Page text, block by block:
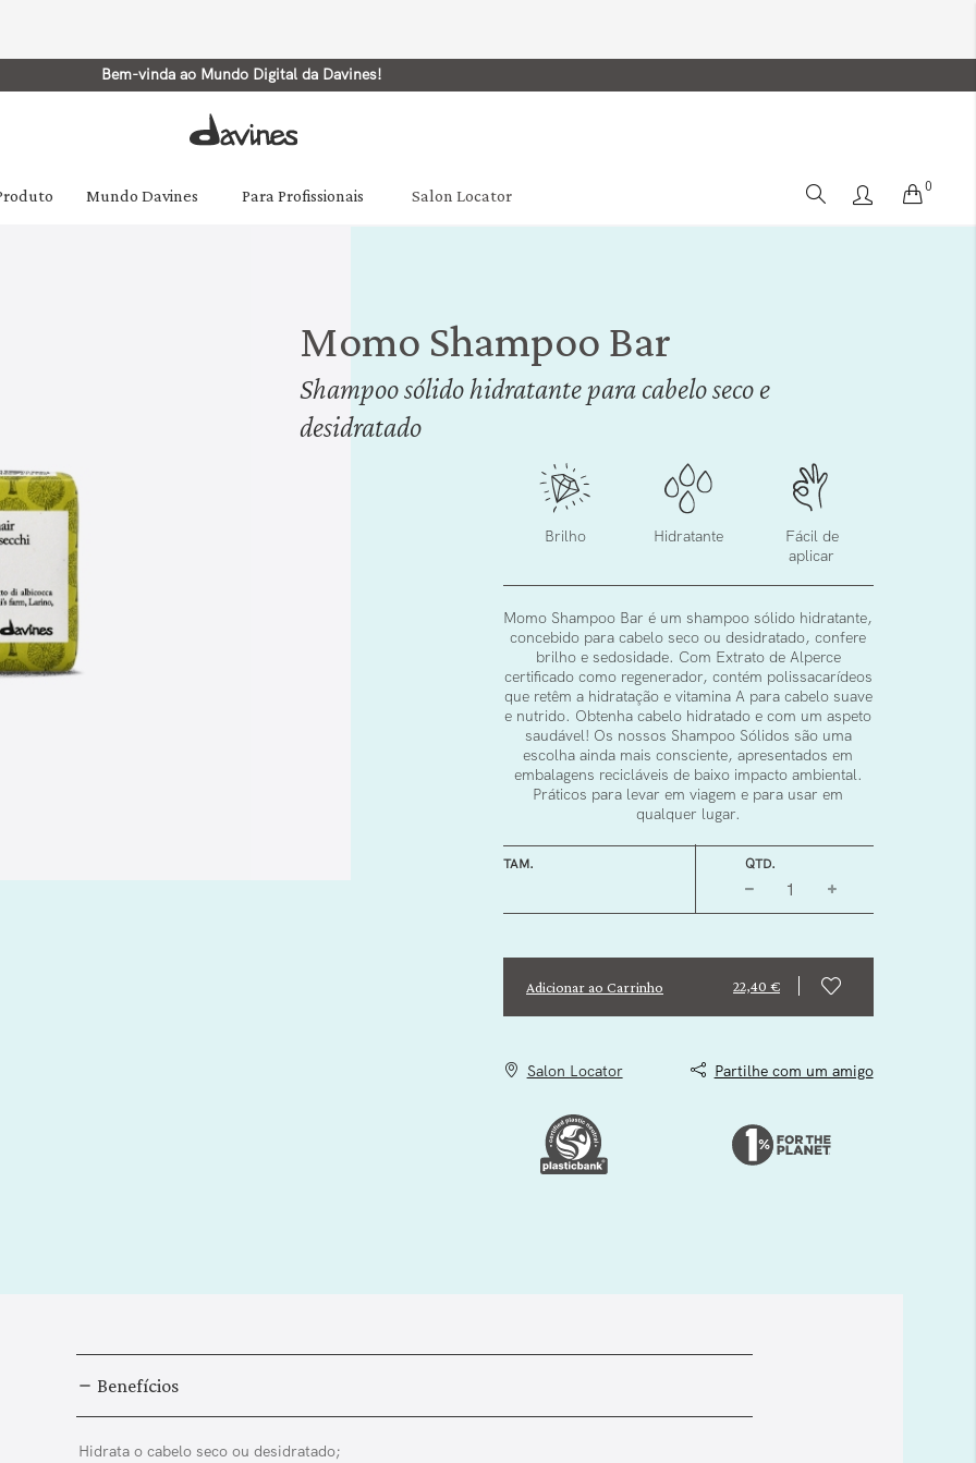
Bem-vinda ao Mundo Digital da Davines!
Mundo Davines Para Profissionais Salon Locator Cart
0
Momo Shampoo Bar
Shampoo sólido hidratante para cabelo seco e
desidratado
Brilho Hidratante
Fácil de
aplicar
Momo Shampoo Bar é um shampoo sólido hidratante,
concebido para cabelo seco ou desidratado, confere
brilho e sedosidade. Com Extrato de Alperce
certificado como regenerador, contém polissacarídeos
que retêm a hidratação e vitamina A para cabelo suave
e nutrido. Obtenha cabelo hidratado e com um aspeto
saudável! Os nossos Shampoo Sólidos são uma
escolha ainda mais consciente, apresentados em
embalagens recicláveis de baixo impacto ambiental.
Práticos para levar em viagem e para usar em
qualquer lugar.
Adicionar ao Carrinho 22,40 €
TAM. QTD.
Salon Locator Partilhe com um amigo
Benefícios
Hidrata o cabelo seco ou desidratado;